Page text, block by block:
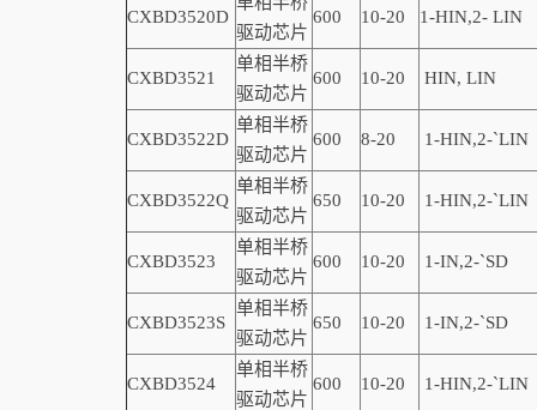
CXBD3520D
驱动芯片
600 10-20 1-HIN,2- LIN
CXBD3521
单相半桥
驱动芯片
600 10-20 HIN, LIN
CXBD3522D
单相半桥
驱动芯片
600 8-20 1-HIN,2-`LIN
CXBD3522Q
单相半桥
驱动芯片
650 10-20 1-HIN,2-`LIN
CXBD3523
单相半桥
驱动芯片
600 10-20 1-IN,2-`SD
CXBD3523S
单相半桥
驱动芯片
650 10-20 1-IN,2-`SD
CXBD3524
单相半桥
驱动芯片
600 10-20 1-HIN,2-`LIN